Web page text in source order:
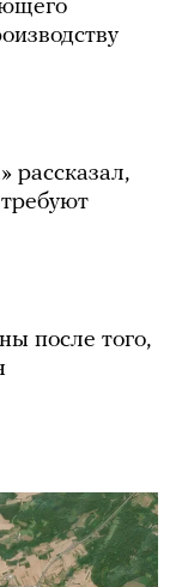
рассказал,
после того,